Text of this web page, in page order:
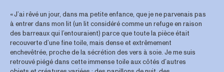
« J’ai rêvé un jour, dans ma petite enfance, que je ne parvenais pas
à entrer dans mon lit (un lit considéré comme un refuge en raison
des barreaux qui l’entouraient) parce que toute la pièce était
recouverte d’une fine toile, mais dense et extrêmement
enchevêtrée, proche de la sécrétion des vers à soie. Je me suis
retrouvé piégé dans cette immense toile aux côtés d’autres